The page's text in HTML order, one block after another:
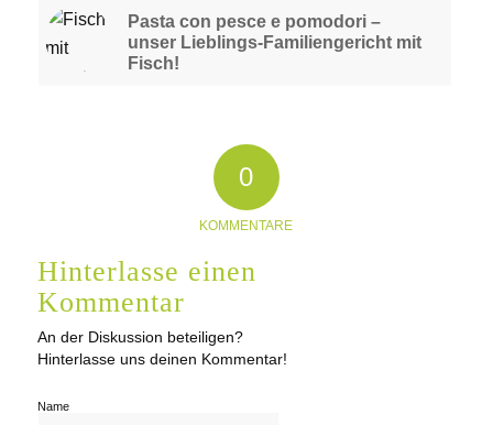
Pasta con pesce e pomodori –
unser Lieblings-Familiengericht mit
Fisch!
0
KOMMENTARE
Hinterlasse einen
Kommentar
An der Diskussion beteiligen?
Hinterlasse uns deinen Kommentar!
Name